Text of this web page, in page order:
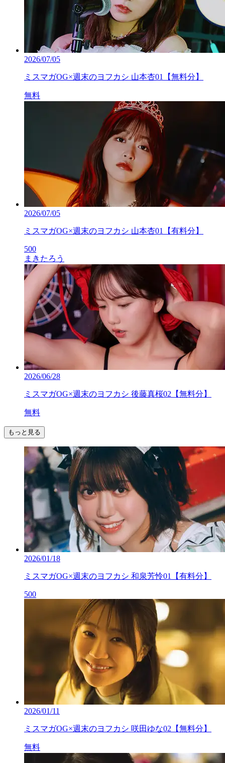
2026/07/05
ミスマガOG×週末のヨフカシ 山本杏01【無料分】
無料
2026/07/05
ミスマガOG×週末のヨフカシ 山本杏01【有料分】
500
まきたろう
2026/06/28
ミスマガOG×週末のヨフカシ 後藤真桜02【無料分】
無料
もっと見る
2026/01/18
ミスマガOG×週末のヨフカシ 和泉芳怜01【有料分】
500
2026/01/11
ミスマガOG×週末のヨフカシ 咲田ゆな02【無料分】
無料